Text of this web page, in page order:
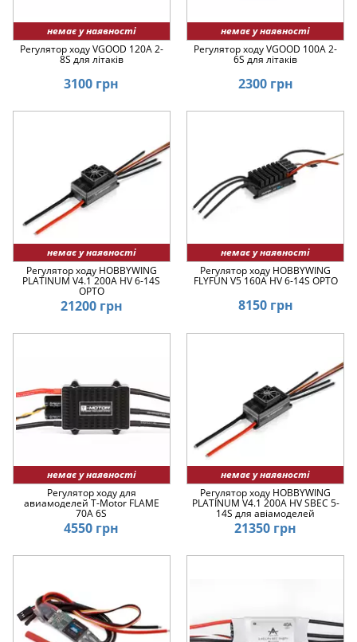
немає у наявності
Регулятор ходу VGOOD 120A 2-
8S для літаків
3100 грн
немає у наявності
Регулятор ходу VGOOD 100A 2-
6S для літаків
2300 грн
немає у наявності
Регулятор ходу HOBBYWING
PLATINUM V4.1 200A HV 6-14S
OPTO
21200 грн
немає у наявності
Регулятор ходу HOBBYWING
FLYFUN V5 160A HV 6-14S OPTO
8150 грн
немає у наявності
Регулятор ходу для
авиамоделей T-Motor FLAME
70A 6S
4550 грн
немає у наявності
Регулятор ходу HOBBYWING
PLATINUM V4.1 200A HV SBEC 5-
14S для авіамоделей
21350 грн